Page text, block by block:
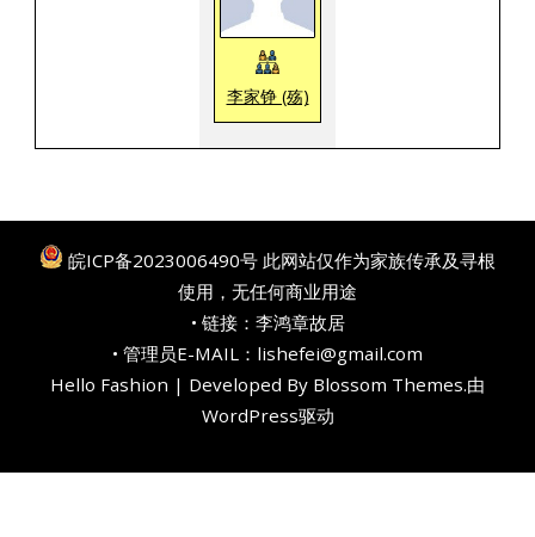
李家铮 (殇)
皖ICP备2023006490号 此网站仅作为家族传承及寻根
使用，无任何商业用途
• 链接： 李鸿章故居
• 管理员E-MAIL：lishefei@gmail.com
Hello Fashion | Developed By Blossom Themes.由
WordPress驱动